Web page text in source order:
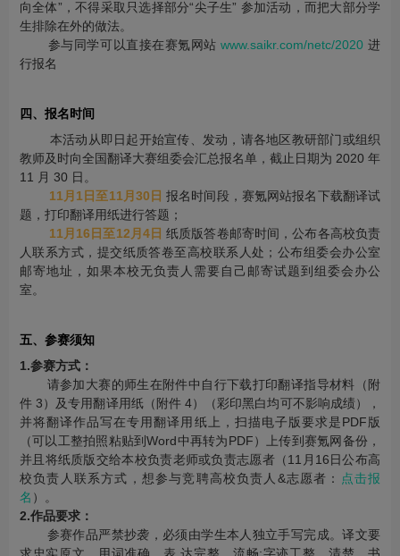
向全体”，不得采取只选择部分“尖子生” 参加活动，而把大部分学
生排除在外的做法。
参与同学可以直接在赛氪网站www.saikr.com/netc/2020进
行报名
四、报名时间
本活动从即日起开始宣传、发动，请各地区教研部门或组织
教师及时向全国翻译大赛组委会汇总报名单，截止日期为 2020 年
11 月 30 日。
11月1日至11月30日 报名时间段，赛氪网站报名下载翻译试
题，打印翻译用纸进行答题；
11月16日至12月4日 纸质版答卷邮寄时间，公布各高校负责
人联系方式，提交纸质答卷至高校联系人处；公布组委会办公室
邮寄地址，如果本校无负责人需要自己邮寄试题到组委会办公
室。
五、参赛须知
1.参赛方式：
请参加大赛的师生在附件中自行下载打印翻译指导材料（附
件 3）及专用翻译用纸（附件 4）（彩印黑白均可不影响成绩），
并将翻译作品写在专用翻译用纸上，扫描电子版要求是PDF版
（可以工整拍照粘贴到Word中再转为PDF）上传到赛氪网备份，
并且将纸质版交给本校负责老师或负责志愿者（11月16日公布高
校负责人联系方式，想参与竞聘高校负责人&志愿者：
点击报
名 ）。
2.作品要求：
参赛作品严禁抄袭，必须由学生本人独立手写完成。译文要